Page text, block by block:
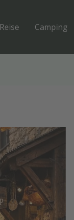
Reise Camping